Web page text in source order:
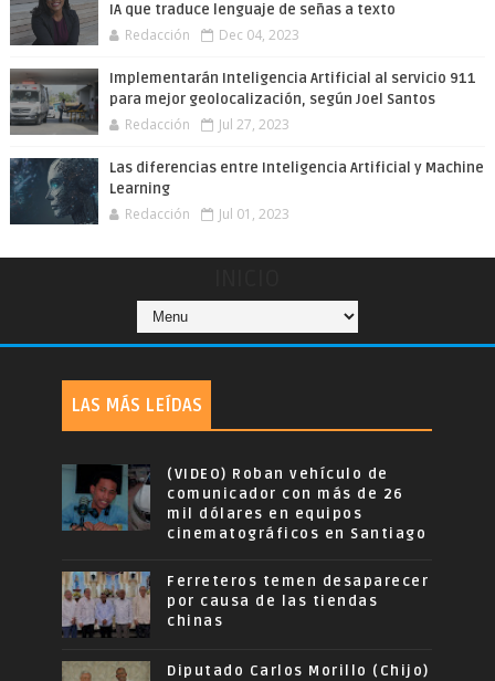
IA que traduce lenguaje de señas a texto
Redacción Dec 04, 2023
Implementarán Inteligencia Artificial al servicio 911
para mejor geolocalización, según Joel Santos
Redacción Jul 27, 2023
Las diferencias entre Inteligencia Artificial y Machine
Learning
Redacción Jul 01, 2023
LAS MÁS LEÍDAS
(VIDEO) Roban vehículo de
comunicador con más de 26
mil dólares en equipos
cinematográficos en Santiago
Ferreteros temen desaparecer
por causa de las tiendas
chinas
Diputado Carlos Morillo (Chijo)